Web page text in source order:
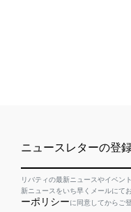
ニュースレターの登
リバティの最新ニュースやイベン
新ニュースをいち早くメールにて
ーポリシーに同意してからご